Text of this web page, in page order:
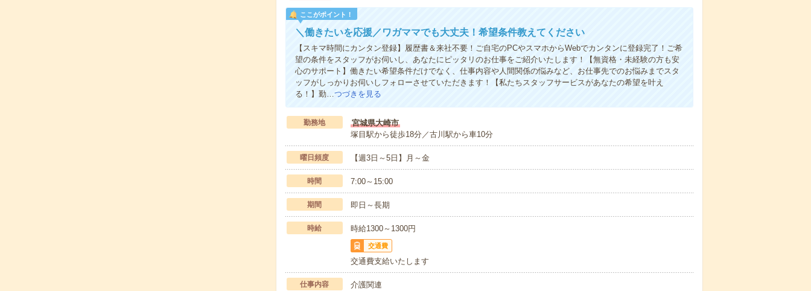
ここがポイント！
＼働きたいを応援／ワガママでも大丈夫！希望条件教えてください
【スキマ時間にカンタン登録】履歴書＆来社不要！ご自宅のPCやスマホからWebでカンタンに登録完了！ご希
望の条件をスタッフがお伺いし、あなたにピッタリのお仕事をご紹介いたします！【無資格・未経験の方も安
心のサポート】働きたい希望条件だけでなく、仕事内容や人間関係の悩みなど、お仕事先でのお悩みまでスタ
ッフがしっかりお伺いしフォローさせていただきます！【私たちスタッフサービスがあなたの希望を叶え
る！】勤…つづきを見る
勤務地
宮城県大崎市
塚目駅から徒歩18分／古川駅から車10分
曜日頻度 【週3日～5日】月～金
時間 7:00～15:00
期間 即日～長期
時給 時給1300～1300円
交通費
交通費支給いたします
仕事内容
介護関連